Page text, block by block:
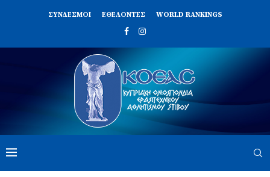
ΣΥΝΔΈΣΜΟΙ ΕΘΕΛΟΝΤΈΣ WORLD RANKINGS